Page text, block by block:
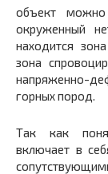
объект
окруженный
находится
зона
напряженно-
горных пород.
Так как
включает в